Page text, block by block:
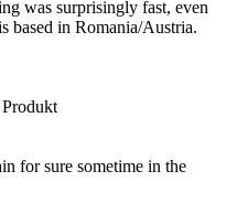
was surprisingly fast, even
based in Romania/Austria.
for sure sometime in the